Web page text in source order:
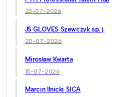
23-07-2026
JS GLOVES Szewczyk sp. j.
20-07-2026
Mirosław Kwarta
15-07-2026
Marcin Ilnicki SICA